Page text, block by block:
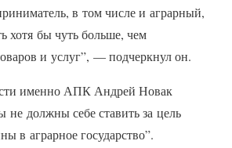
в том числе и аграрный,
хотя бы чуть больше, чем
и услуг”, — подчеркнул он.
именно АПК Андрей Новак
не должны себе ставить за цель
в аграрное государство”.